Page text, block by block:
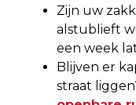
Zijn uw
alstublieft
een week
Blijven er
straat